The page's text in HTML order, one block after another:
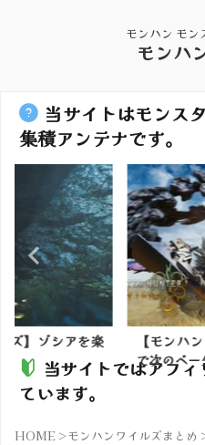
モンハン モン
モンハ
当サイトはモンス
集積アンテナです。
シアを楽
【モンハンワ
で次のベータは
当サイトではアフ
ています。
HOME >モンハンワイルズまとめ